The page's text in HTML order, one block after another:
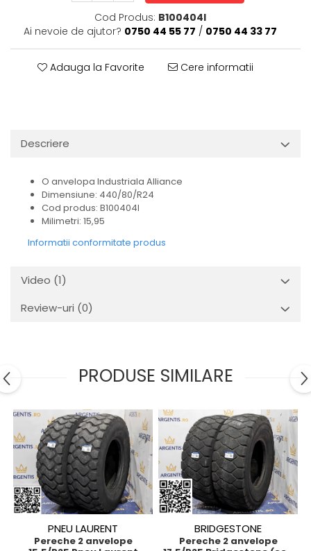
Cod Produs: B100404I
Ai nevoie de ajutor? 0750 44 55 77 / 0750 44 33 77
Adauga la Favorite Cere informatii
Descriere
O anvelopa Industriala Alliance
Dimensiune: 440/80/R24
Cod produs: B100404I
Milimetri: 15,95
Informatii conformitate produs
Video (1)
Review-uri (0)
PRODUSE SIMILARE
PNEU LAURENT
Pereche 2 anvelope
BRIDGESTONE
Pereche 2 anvelope